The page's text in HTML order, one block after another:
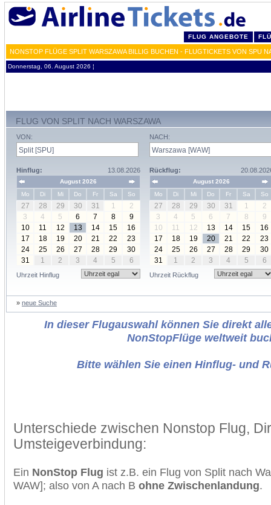
FLUG ANGEBOTE
NONSTOP FLÜGE SPLIT WARSZAWA BILLIG BUCHEN - FLUGTICKETS VON SPU
Donnerstag, 06. August 2026 ¦
FLUG VON SPLIT NACH WARSZAWA
VON:
Hinflug: 13.08.2026
August 2026
Mo
Di Mi Do Fr Sa So
27 28 29 30 31 1
2
3
4 5 6 7 8
9
10
11 12 13 14 15
16
17
18 19 20 21 22
23
24
25 26 27 28 29
30
31
1 2 3 4 5 6
Uhrzeit Hinflug
NACH:
Rückflug:
August 2026
Mo
Di Mi Do Fr Sa So
27 28 29 30 31 1
2
3
4 5 6 7 8
9
10
11 12 13 14 15
16
17
18 19 20 21 22
23
24
25 26 27 28 29
30
31
1 2 3 4 5 6
Uhrzeit Rückflug
» neue Suche
In dieser Flugauswahl können Sie direkt
NonStopFlüge weltweit
Bitte wählen Sie einen Hinflug- und
Unterschiede zwischen Nonstop Flug,
Umsteigeverbindung:
Ein NonStop Flug ist z.B. ein Flug von Split nach
WAW]; also von A nach B ohne Zwischenlandung.